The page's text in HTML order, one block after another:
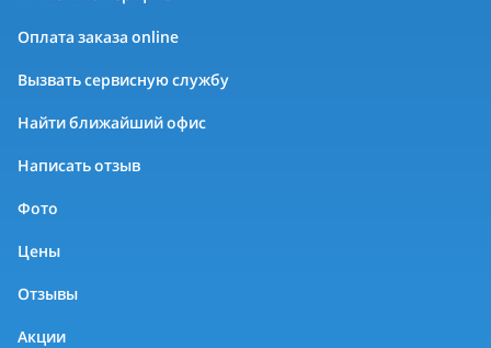
Оплата заказа online
Вызвать сервисную службу
Найти ближайший офис
Написать отзыв
Фото
Цены
Отзывы
Акции